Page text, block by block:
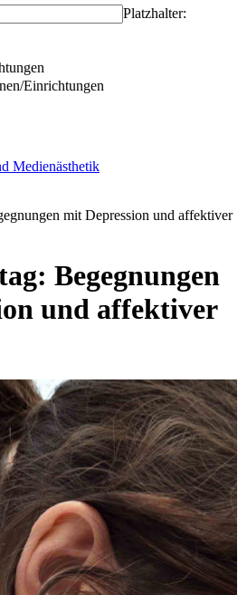
Platzhalter:
Einrichtungen
Medienästhetik
mit Depression und affektiver
Begegnungen
und affektiver